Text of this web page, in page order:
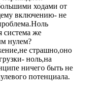
ходами от
включению- не
система же
нулем?
страшно,оно
ноль,на
ничего быть не
потенциала.